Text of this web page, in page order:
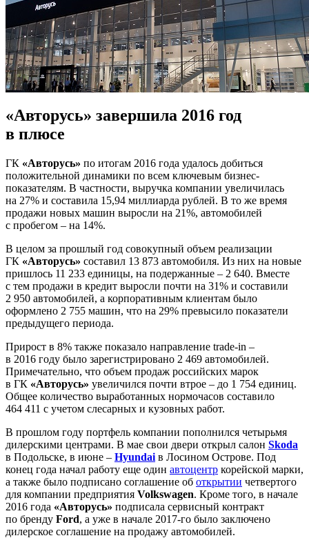
«Авторусь» завершила 2016 год
в плюсе
ГК «Авторусь» по итогам 2016 года удалось добиться
положительной динамики по всем ключевым бизнес-
показателям. В частности, выручка компании увеличилась
на 27% и составила 15,94 миллиарда рублей. В то же время
продажи новых машин выросли на 21%, автомобилей
с пробегом – на 14%.
В целом за прошлый год совокупный объем реализации
ГК «Авторусь» составил 13 873 автомобиля. Из них на новые
пришлось 11 233 единицы, на подержанные – 2 640. Вместе
с тем продажи в кредит выросли почти на 31% и составили
2 950 автомобилей, а корпоративным клиентам было
оформлено 2 755 машин, что на 29% превысило показатели
предыдущего периода.
Прирост в 8% также показало направление trade-in –
в 2016 году было зарегистрировано 2 469 автомобилей.
Примечательно, что объем продаж российских марок
в ГК «Авторусь» увеличился почти втрое – до 1 754 единиц.
Общее количество выработанных нормочасов составило
464 411 с учетом слесарных и кузовных работ.
В прошлом году портфель компании пополнился четырьмя
дилерскими центрами. В мае свои двери открыл салон Skoda
в Подольске, в июне – Hyundai в Лосином Острове. Под
конец года начал работу еще один автоцентр корейской марки,
а также было подписано соглашение об открытии четвертого
для компании предприятия Volkswagen. Кроме того, в начале
2016 года «Авторусь» подписала сервисный контракт
по бренду Ford, а уже в начале 2017-го было заключено
дилерское соглашение на продажу автомобилей.